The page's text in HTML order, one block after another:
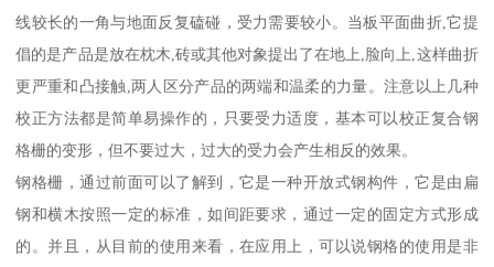
线较长的一角与地面反复磕碰，受力需要较小。当板平面曲折,它提
倡的是产品是放在枕木,砖或其他对象提出了在地上,脸向上,这样曲折
更严重和凸接触,两人区分产品的两端和温柔的力量。注意以上几种
校正方法都是简单易操作的，只要受力适度，基本可以校正复合钢
格栅的变形，但不要过大，过大的受力会产生相反的效果。
钢格栅，通过前面可以了解到，它是一种开放式钢构件，它是由扁
钢和横木按照一定的标准，如间距要求，通过一定的固定方式形成
的。并且，从目前的使用来看，在应用上，可以说钢格的使用是非